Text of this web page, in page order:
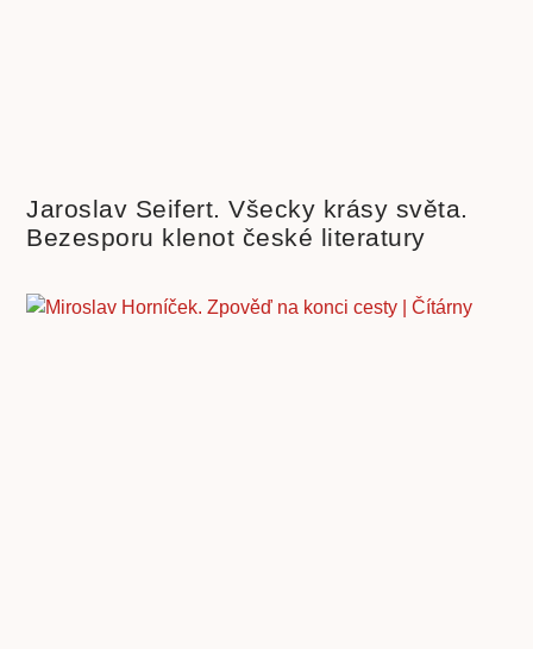
Jaroslav Seifert. Všecky krásy světa.
Bezesporu klenot české literatury